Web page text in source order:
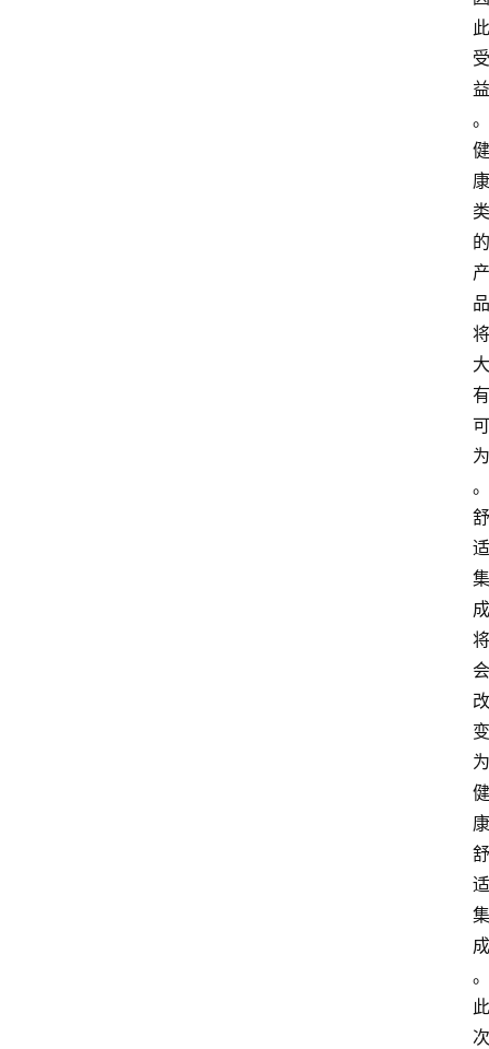
此
受
益
。
健
康
类
的
产
品
将
大
有
可
为
。
舒
适
集
成
将
会
改
变
为
健
康
舒
适
集
成
。
此
次